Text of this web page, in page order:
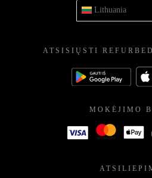
Lithuania
ATSISIŲSTI
MOKĖJIMO